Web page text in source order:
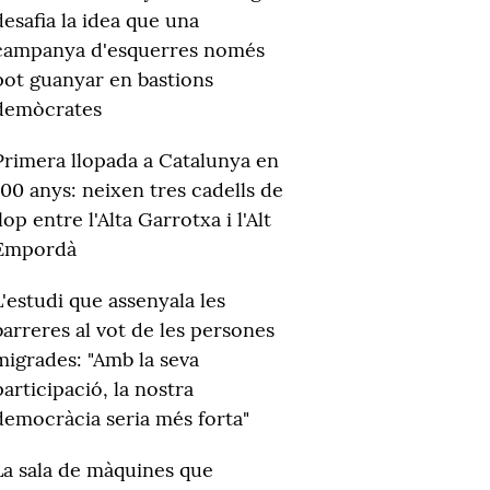
la idea que una
d'esquerres només
guanyar en bastions
llopada a Catalunya en
anys: neixen tres cadells de
entre l'Alta Garrotxa i l'Alt
que assenyala les
al vot de les persones
"Amb la seva
la nostra
seria més forta"
sala de màquines que